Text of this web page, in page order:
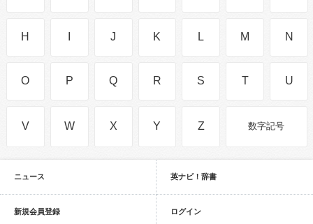
H J K L M N
O P Q R S T U
V W X Y Z 数字記号
ニュース 英ナビ！辞書
新規会員登録 ログイン